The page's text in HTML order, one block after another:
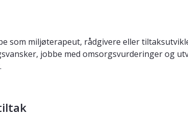
som miljøterapeut, rådgivere eller
jobbe med omsorgsvurderinger og